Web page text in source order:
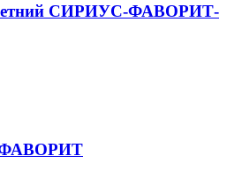
СИРИУС-ФАВОРИТ-